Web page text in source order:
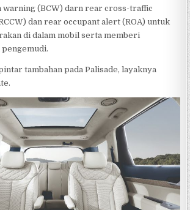
(BCW) darn rear cross-traffic
dan rear occupant alert (ROA) untuk
di dalam mobil serta memberi
tambahan pada Palisade, layaknya